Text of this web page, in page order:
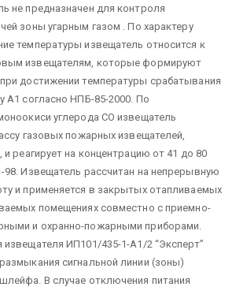
не предназначен для контроля
зоны угарным газом . По характеру
температуры извещатель относится к
извещателям, которые формируют
достижении температуры срабатывания
А1 согласно НПБ-85-2000. По
углерода СО извещатель
газовых пожарных извещателей,
реагирует на концентрацию от 41 до 80
98. Извещатель рассчитан на непрерывную
и применяется в закрытых отапливаемых
помещениях совместно с приемно-
и охранно-пожарными приборами.
извещателя ИП101/435-1-А1/2 “Эксперт”
сигнальной линии (зоны)
В случае отключения питания